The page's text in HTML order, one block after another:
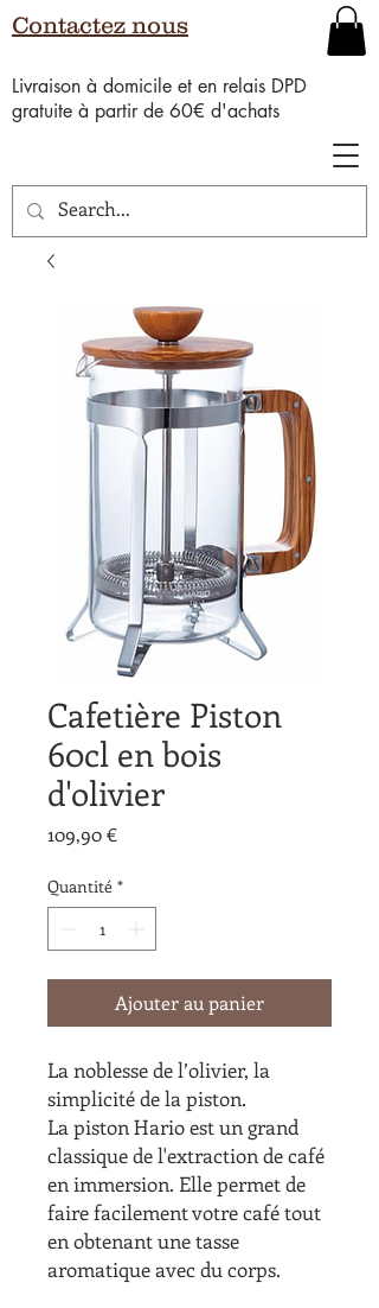
Livraison à domicile et en relais DPD
gratuite à partir de 60€ d'achats
Contactez nous
Cafetière Piston
60cl en bois
d'olivier
109,90 €Prix
Quantité *
Ajouter au panier
La noblesse de l’olivier, la
simplicité de la piston.
La piston Hario est un grand
classique de l'extraction de café
en immersion. Elle permet de
faire facilement votre café tout
en obtenant une tasse
aromatique avec du corps.